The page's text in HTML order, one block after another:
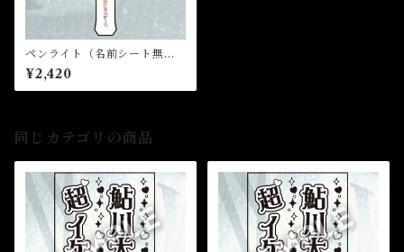
ペンライト（名前シート無
し）★芸能24周年記念イベン
ト
¥2,420
同じカテゴリの商品